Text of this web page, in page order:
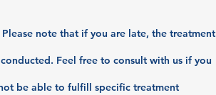
note that if you are late, the treatment
Feel free to consult with us if you
be able to fulfill specific treatment